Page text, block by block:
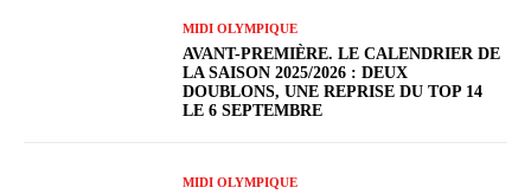
MIDI OLYMPIQUE
AVANT-PREMIÈRE. LE CALENDRIER DE
LA SAISON 2025/2026 : DEUX
DOUBLONS, UNE REPRISE DU TOP 14
LE 6 SEPTEMBRE
MIDI OLYMPIQUE